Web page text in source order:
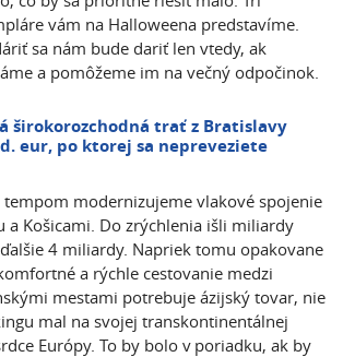
vám na Halloweena predstavíme.
sa nám bude dariť len vtedy, ak
a pomôžeme im na večný odpočinok.
širokorozchodná trať z Bratislavy
eur, po ktorej sa nepreveziete
modernizujeme vlakové spojenie
a Košicami. Do zrýchlenia išli miliardy
4 miliardy. Napriek tomu opakovane
a rýchle cestovanie medzi
mestami potrebuje ázijský tovar, nie
mal na svojej transkontinentálnej
Európy. To by bolo v poriadku, ak by